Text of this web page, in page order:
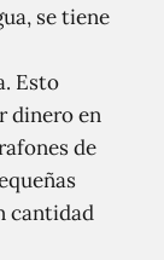
se tiene
Esto
dinero en
de
cantidad